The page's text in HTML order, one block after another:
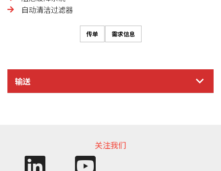
自动清洁过滤器
传单 需求信息
输送
关注我们